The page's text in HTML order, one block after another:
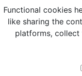
Functional cookies
like sharing the
platforms,